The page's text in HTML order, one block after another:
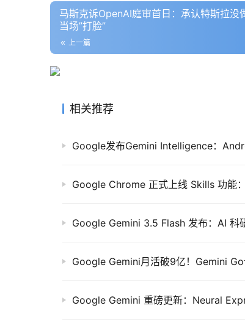
马斯克诉OpenAI庭审首日：承认特斯拉没
当场”打脸”
上一篇
相关推荐
Google发布Gemini Intelligence：
Google Chrome 正式上线 Skills 功能
Google Gemini 3.5 Flash 发布：AI 科
Google Gemini月活破9亿！Gemini